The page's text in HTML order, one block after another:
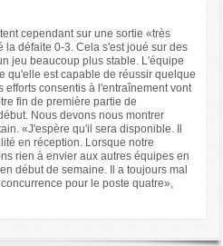
cependant sur une sortie «très
défaite 0-3. Cela s'est joué sur des
jeu beaucoup plus stable. L'équipe
qu'elle est capable de réussir quelque
consentis à l'entraînement vont
fin de première partie de
Nous devons nous montrer
«J'espère qu'il sera disponible. Il
en réception. Lorsque notre
rien à envier aux autres équipes en
début de semaine. Il a toujours mal
pour le poste quatre»,